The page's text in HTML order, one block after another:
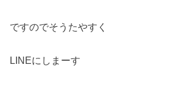
ですのでそうたやすく
LINEにしまーす